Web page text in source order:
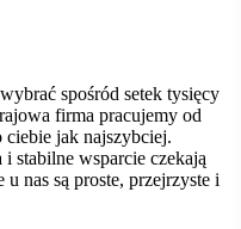
spośród setek tysięcy
firma pracujemy od
ciebie jak najszybciej.
i stabilne wsparcie czekają
nas są proste, przejrzyste i